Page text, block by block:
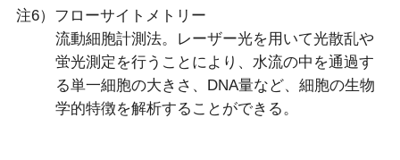
注6）フローサイトメトリー
流動細胞計測法。レーザー光を用いて光散乱や
蛍光測定を行うことにより、水流の中を通過す
る単一細胞の大きさ、DNA量など、細胞の生物
学的特徴を解析することができる。